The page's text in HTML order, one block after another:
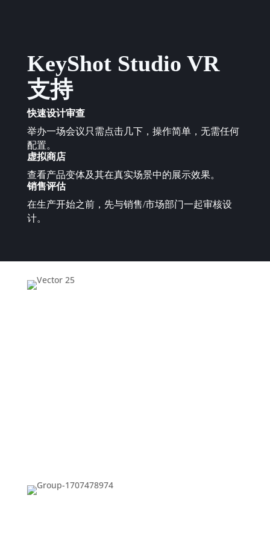
KeyShot Studio VR
支持
快速设计审查
举办一场会议只需点击几下，操作简单，无需任何
配置。
虚拟商店
查看产品变体及其在真实场景中的展示效果。
销售评估
在生产开始之前，先与销售/市场部门一起审核设
计。